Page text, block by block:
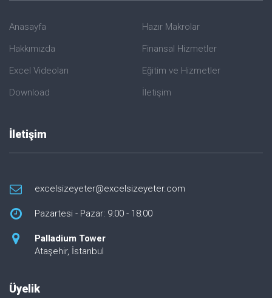
Anasayfa
Hakkımızda
Excel Videoları
Download
Hazır Makrolar
Finansal Hizmetler
Eğitim ve Hizmetler
İletişim
İletişim
excelsizeyeter@excelsizeyeter.com
Pazartesi - Pazar: 9:00 - 18:00
Palladium Tower
Ataşehir, İstanbul
Üyelik